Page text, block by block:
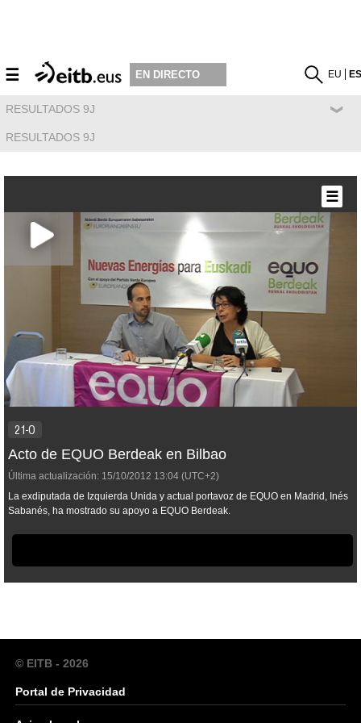
☰ EN DIRECTO EU
RESULTADOS 9J
RESULTADOS 9J
21-O
Acto de EQUO Berdeak en Bilbao
Última actualización: 15/10/2012 13:04 (UTC+2)
La exdiputada de Izquierda Unida y actual portavoz de EQUO en Madrid, Inés
Sabanés, ha mostrado su apoyo a EQUO Berdeak.
☰
© EITB - 2026
Portal de Privacidad